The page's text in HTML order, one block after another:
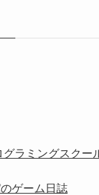
ラミングスクー
ゲーム日誌